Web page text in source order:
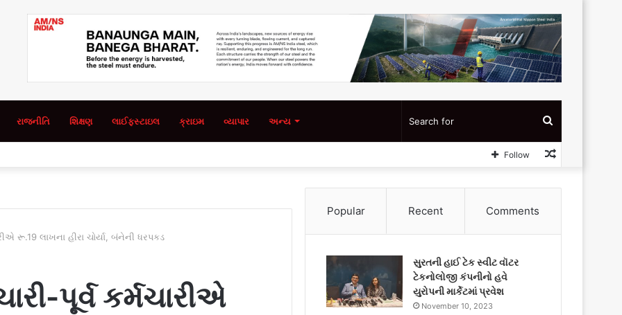
રાજનીતિ શિક્ષણ લાઈફસ્ટાઇલ ક્રાઇમ વ્યાપાર અન્ય
for
Follow
રૂ.19 લાખના હીરા ચોર્યા, બંનેની ધરપકડ
પૂર્વ કર્મચારીએ
Popular Recent Comments
સુરતની હાઈ ટેક સ્વીટ વૉટર
ટેકનોલોજી કંપનીનો હવે
યુરોપની માર્કેટમાં પ્રવેશ
November 10, 2023